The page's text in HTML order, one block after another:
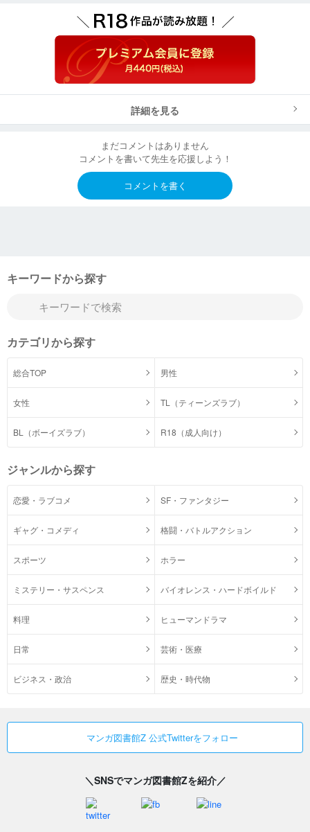
詳細を見る
まだコメントはありません
コメントを書いて先生を応援しよう！
コメントを書く
キーワードから探す
カテゴリから探す
総合TOP 男性
女性 TL（ティーンズラブ）
BL（ボーイズラブ） R18（成人向け）
ジャンルから探す
恋愛・ラブコメ SF・ファンタジー
ギャグ・コメディ 格闘・バトルアクション
スポーツ ホラー
ミステリー・サスペンス バイオレンス・ハードボイルド
料理 ヒューマンドラマ
日常 芸術・医療
ビジネス・政治 歴史・時代物
マンガ図書館Z 公式Twitterをフォロー
＼SNSでマンガ図書館Zを紹介／